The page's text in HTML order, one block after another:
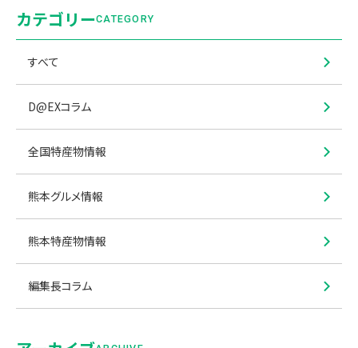
カテゴリーCATEGORY
すべて
D@EXコラム
全国特産物情報
熊本グルメ情報
熊本特産物情報
編集長コラム